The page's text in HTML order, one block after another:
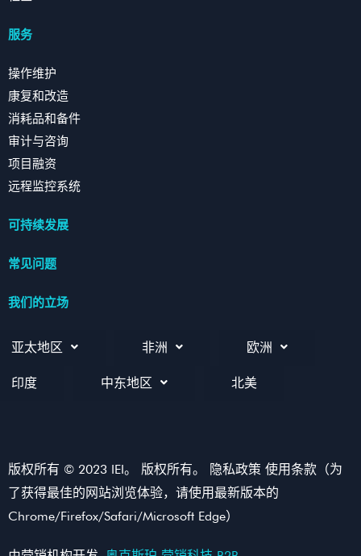
服务
操作维护
康复和改造
消耗品和备件
审计与咨询
项目融资
远程监控系统
可持续发展
常见问题
我们的立场
亚太地区 非洲 欧洲
印度 中东地区 北美
版权所有 © 2023 IEI。 版权所有。 隐私政策 使用条款（为
了获得最佳的网站浏览体验，请使用最新版本的
Chrome/Firefox/Safari/Microsoft Edge）